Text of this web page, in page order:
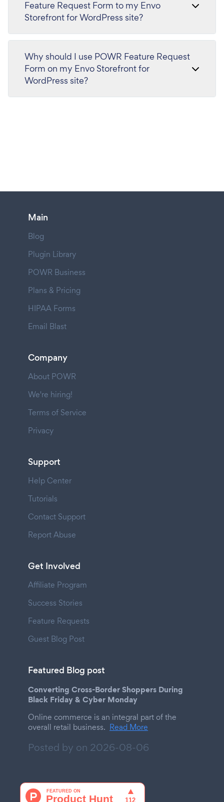
Feature Request Form to my Envo
Storefront for WordPress site?
Why should I use POWR Feature Request
Form on my Envo Storefront for
WordPress site?
Main
Blog
Plugin Library
POWR Business
Plans & Pricing
HIPAA Forms
Email Blast
Company
About POWR
We're hiring!
Terms of Service
Privacy
Support
Help Center
Tutorials
Contact Support
Report Abuse
Get Involved
Affiliate Program
Success Stories
Feature Requests
Guest Blog Post
Featured Blog post
Converting Cross-Border Shoppers During
Black Friday & Cyber Monday
Online commerce is an integral part of the
overall retail business. Read More
Posted by on 2026-08-06